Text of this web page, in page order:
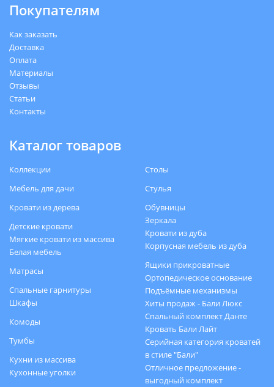
Покупателям
Как заказать
Доставка
Оплата
Материалы
Отзывы
Статьи
Контакты
Каталог товаров
Коллекции
Мебель для дачи
Кровати из дерева
Детские кровати
Мягкие кровати из массива
Белая мебель
Матрасы
Спальные гарнитуры
Шкафы
Комоды
Тумбы
Кухни из массива
Кухонные уголки
Столы
Стулья
Обувницы
Зеркала
Кровати из дуба
Корпусная мебель из дуба
Ящики прикроватные
Ортопедическое основание
Подъёмные механизмы
Хиты продаж - Бали Люкс
Спальный комплект Данте
Кровать Бали Лайт
Серийная категория кроватей
в стиле "Бали"
Отличное предложение -
выгодный комплект